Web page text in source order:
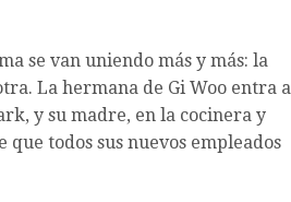
se van uniendo más y más: la
La hermana de Gi Woo entra a
y su madre, en la cocinera y
todos sus nuevos empleados